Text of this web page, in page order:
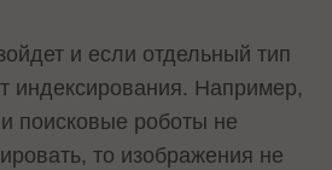
и если отдельный тип
индексирования. Например,
поисковые роботы не
то изображения не